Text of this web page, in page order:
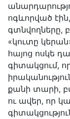
ոգևորված
գտնվողները,
«կուտը
հայոց ոսկե
գիտակցում,
քանի տարի,
ու ավեր, որ